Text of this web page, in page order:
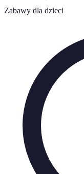
Zabawy dla dzieci